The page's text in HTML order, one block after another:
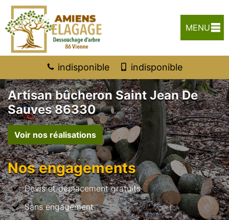
MENU
indisponible indisponible
Artisan bûcheron Saint Jean De
Sauves 86330
Voir nos réalisations
Nos engagements
Devis et déplacement gratuits
Sans engagement